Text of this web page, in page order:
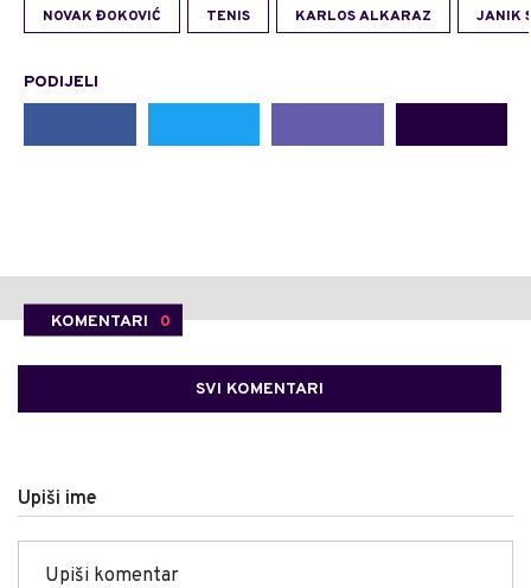
NOVAK ĐOKOVIĆ TENIS KARLOS ALKARAZ JANIK
PODIJELI
KOMENTARI 0
SVI KOMENTARI
Upiši ime